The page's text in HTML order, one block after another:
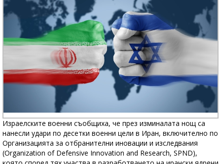
Израелските военни съобщиха, че през изминалата нощ са
нанесли удари по десетки военни цели в Иран, включително по
Организацията за отбранителни иновации и изследвания
(Organization of Defensive Innovation and Research, SPND),